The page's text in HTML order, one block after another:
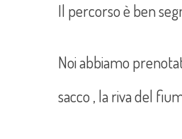
Il percorso è ben
Noi abbiamo
sacco , la riva del